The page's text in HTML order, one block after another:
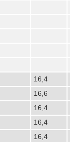
16,4
16,6
16,4
16,4
16,4